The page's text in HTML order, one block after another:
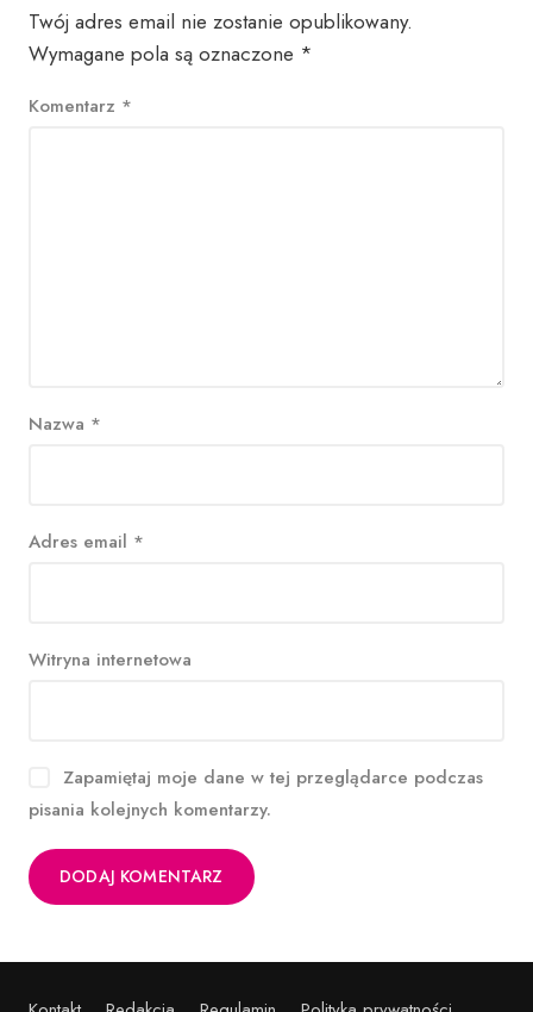
Twój adres email nie zostanie opublikowany.
Wymagane pola są oznaczone *
Komentarz *
Nazwa *
Adres email *
Witryna internetowa
Zapamiętaj moje dane w tej przeglądarce podczas
pisania kolejnych komentarzy.